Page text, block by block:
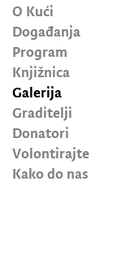
O Kući
Događanja
Program
Knjižnica
Galerija
Graditelji
Donatori
Volontirajte
Kako do nas